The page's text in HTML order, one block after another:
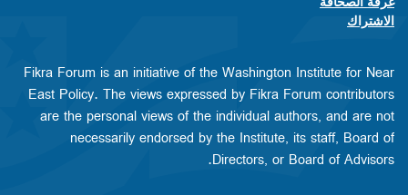
الاشتراك
Fikra Forum is an initiative of the Washington Institute for Near
East Policy. The views expressed by Fikra Forum contributors
are the personal views of the individual authors, and are not
necessarily endorsed by the Institute, its staff, Board of
Directors, or Board of Advisors.​​